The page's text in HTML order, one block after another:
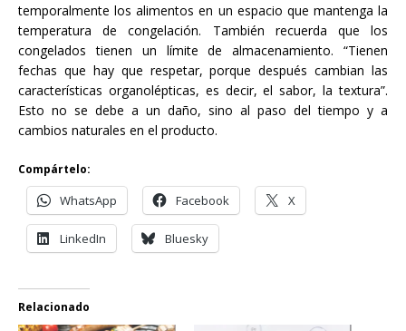
temporalmente los alimentos en un espacio que mantenga la
temperatura de congelación. También recuerda que los
congelados tienen un límite de almacenamiento. “Tienen
fechas que hay que respetar, porque después cambian las
características organolépticas, es decir, el sabor, la textura”.
Esto no se debe a un daño, sino al paso del tiempo y a
cambios naturales en el producto.
Compártelo:
WhatsApp Facebook X
LinkedIn Bluesky
Relacionado